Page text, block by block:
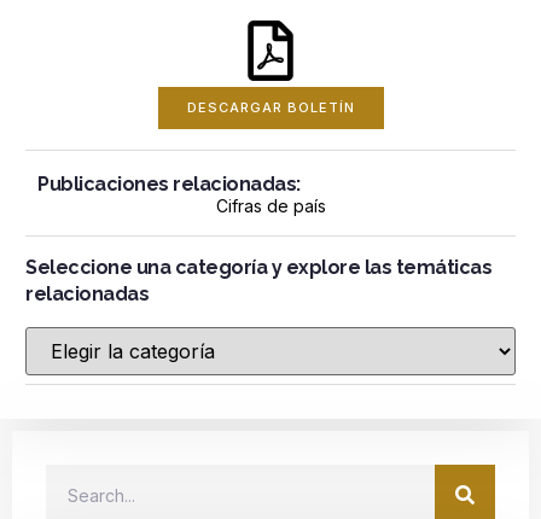
DESCARGAR BOLETÍN
Publicaciones relacionadas:
Cifras de país
Seleccione una categoría y explore las temáticas
relacionadas